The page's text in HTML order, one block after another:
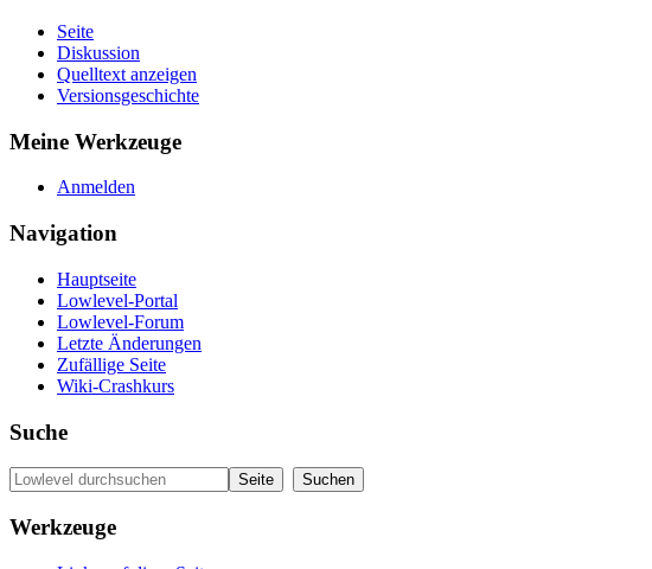
Seite
Diskussion
Quelltext anzeigen
Versionsgeschichte
Meine Werkzeuge
Anmelden
Navigation
Hauptseite
Lowlevel-Portal
Lowlevel-Forum
Letzte Änderungen
Zufällige Seite
Wiki-Crashkurs
Suche
Werkzeuge